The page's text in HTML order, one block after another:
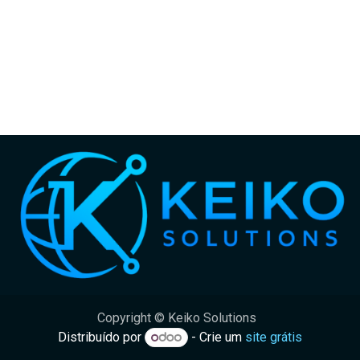
Copyright © Keiko Solutions
Distribuído por
- Crie um site grátis